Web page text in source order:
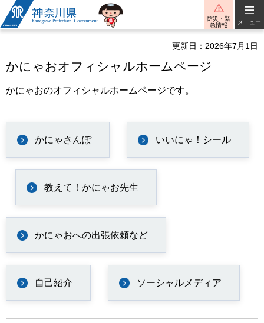
神奈川県
防災・緊
急情報
メニュー
更新日：2026年7月1日
かにゃおオフィシャルホームページ
かにゃおのオフィシャルホームページです。
かにゃさんぽ いいにゃ！シール
教えて！かにゃお先生
かにゃおへの出張依頼など
自己紹介 ソーシャルメディア